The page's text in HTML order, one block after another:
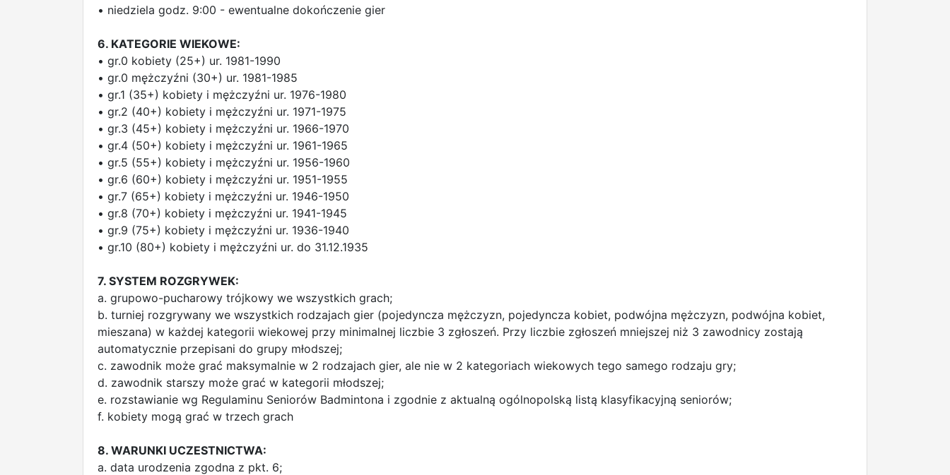
• niedziela godz. 9:00 - ewentualne dokończenie gier
6. KATEGORIE WIEKOWE:
• gr.0 kobiety (25+) ur. 1981-1990
• gr.0 mężczyźni (30+) ur. 1981-1985
• gr.1 (35+) kobiety i mężczyźni ur. 1976-1980
• gr.2 (40+) kobiety i mężczyźni ur. 1971-1975
• gr.3 (45+) kobiety i mężczyźni ur. 1966-1970
• gr.4 (50+) kobiety i mężczyźni ur. 1961-1965
• gr.5 (55+) kobiety i mężczyźni ur. 1956-1960
• gr.6 (60+) kobiety i mężczyźni ur. 1951-1955
• gr.7 (65+) kobiety i mężczyźni ur. 1946-1950
• gr.8 (70+) kobiety i mężczyźni ur. 1941-1945
• gr.9 (75+) kobiety i mężczyźni ur. 1936-1940
• gr.10 (80+) kobiety i mężczyźni ur. do 31.12.1935
7. SYSTEM ROZGRYWEK:
a. grupowo-pucharowy trójkowy we wszystkich grach;
b. turniej rozgrywany we wszystkich rodzajach gier (pojedyncza mężczyzn, pojedyncza kobiet, podwójna mężczyzn, podwójna kobiet,
mieszana) w każdej kategorii wiekowej przy minimalnej liczbie 3 zgłoszeń. Przy liczbie zgłoszeń mniejszej niż 3 zawodnicy zostają
automatycznie przepisani do grupy młodszej;
c. zawodnik może grać maksymalnie w 2 rodzajach gier, ale nie w 2 kategoriach wiekowych tego samego rodzaju gry;
d. zawodnik starszy może grać w kategorii młodszej;
e. rozstawianie wg Regulaminu Seniorów Badmintona i zgodnie z aktualną ogólnopolską listą klasyfikacyjną seniorów;
f. kobiety mogą grać w trzech grach
8. WARUNKI UCZESTNICTWA:
a. data urodzenia zgodna z pkt. 6;